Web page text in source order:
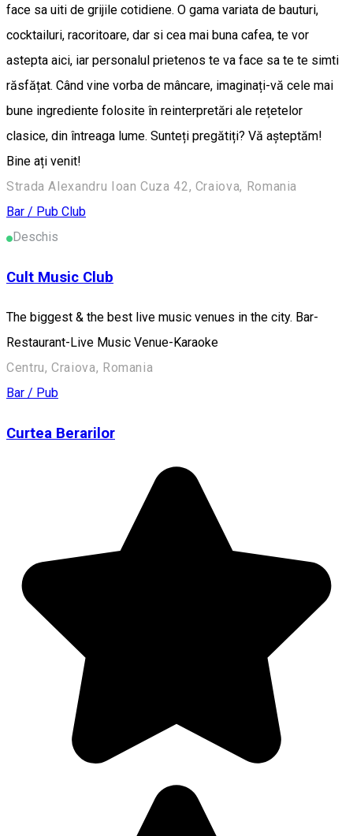
face sa uiti de grijile cotidiene. O gama variata de bauturi,
cocktailuri, racoritoare, dar si cea mai buna cafea, te vor
astepta aici, iar personalul prietenos te va face sa te te simti
răsfățat. Când vine vorba de mâncare, imaginați-vă cele mai
bune ingrediente folosite în reinterpretări ale rețetelor
clasice, din întreaga lume. Sunteți pregătiți? Vă așteptăm!
Bine ați venit!
Strada Alexandru Ioan Cuza 42, Craiova, Romania
Bar / Pub Club
Deschis
Cult Music Club
The biggest & the best live music venues in the city. Bar-
Restaurant-Live Music Venue-Karaoke
Centru, Craiova, Romania
Bar / Pub
Curtea Berarilor